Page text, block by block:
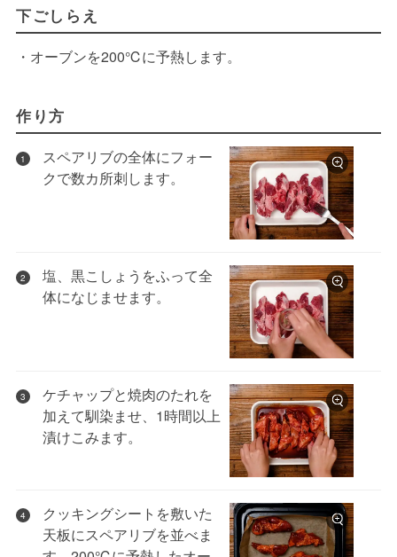
下ごしらえ
・オーブンを200℃に予熱します。
作り方
1
スペアリブの全体にフォー
クで数カ所刺します。
2
塩、黒こしょうをふって全
体になじませます。
3
ケチャップと焼肉のたれを
加えて馴染ませ、1時間以上
漬けこみます。
4
クッキングシートを敷いた
天板にスペアリブを並べま